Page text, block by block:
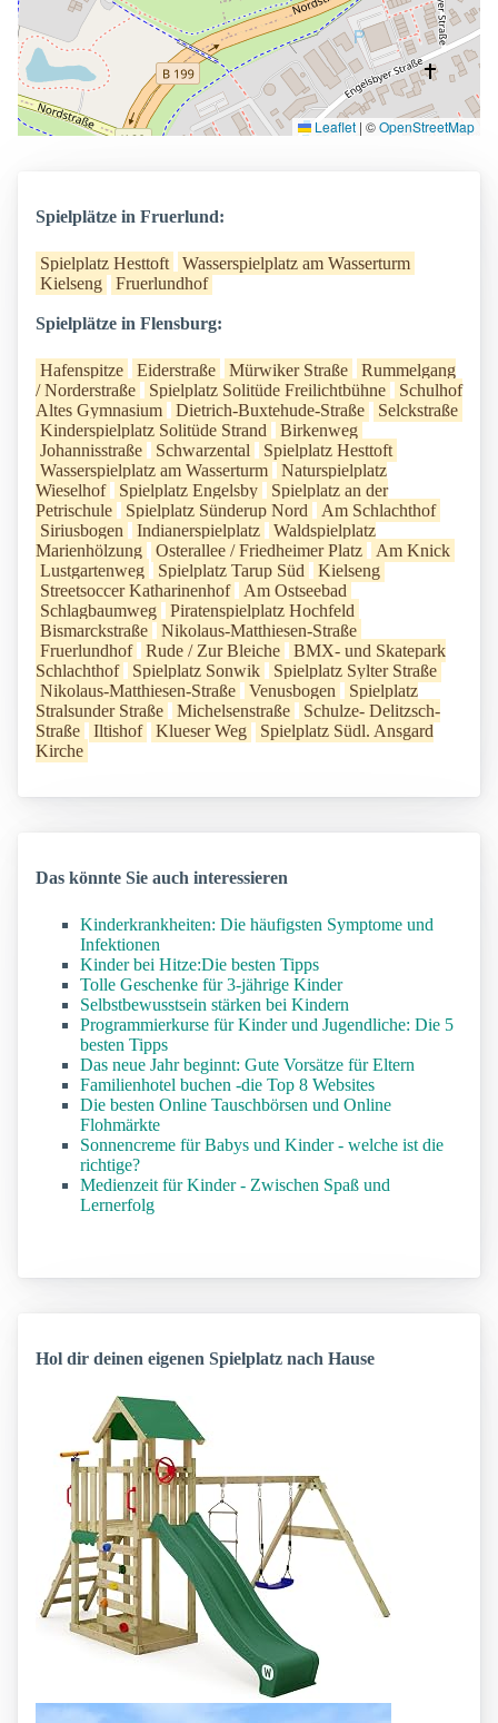
Leaflet | ©OpenStreetMap
Spielplätze in Fruerlund:
Spielplatz Hesttoft
Wasserspielplatz am Wasserturm
Kielseng
Fruerlundhof
Spielplätze in Flensburg:
Hafenspitze Eiderstraße Mürwiker Straße
Rummelgang
/ Norderstraße
Spielplatz Solitüde Freilichtbühne
Schulhof
Altes Gymnasium
Dietrich-Buxtehude-Straße
Selckstraße
Kinderspielplatz Solitüde Strand
Birkenweg
Johannisstraße
Schwarzental
Spielplatz Hesttoft
Wasserspielplatz am Wasserturm
Naturspielplatz
Wieselhof
Spielplatz Engelsby
Spielplatz an der
Petrischule
Spielplatz Sünderup Nord
Am Schlachthof
Siriusbogen
Indianerspielplatz
Waldspielplatz
Marienhölzung
Osterallee / Friedheimer Platz
Am Knick
Lustgartenweg
Spielplatz Tarup Süd
Kielseng
Streetsoccer Katharinenhof
Am Ostseebad
Schlagbaumweg
Piratenspielplatz Hochfeld
Bismarckstraße
Nikolaus-Matthiesen-Straße
Fruerlundhof
Rude / Zur Bleiche
BMX- und Skatepark
Schlachthof
Spielplatz Sonwik
Spielplatz Sylter Straße
Nikolaus-Matthiesen-Straße
Venusbogen
Spielplatz
Stralsunder Straße
Michelsenstraße
Schulze- Delitzsch-
Straße
Iltishof Klueser Weg
Spielplatz Südl. Ansgard
Kirche
Das könnte Sie auch interessieren
Kinderkrankheiten: Die häufigsten Symptome und
Infektionen
Kinder bei Hitze:Die besten Tipps
Tolle Geschenke für 3-jährige Kinder
Selbstbewusstsein stärken bei Kindern
Programmierkurse für Kinder und Jugendliche: Die 5
besten Tipps
Das neue Jahr beginnt: Gute Vorsätze für Eltern
Familienhotel buchen -die Top 8 Websites
Die besten Online Tauschbörsen und Online
Flohmärkte
Sonnencreme für Babys und Kinder - welche ist die
richtige?
Medienzeit für Kinder - Zwischen Spaß und
Lernerfolg
Hol dir deinen eigenen Spielplatz nach Hause